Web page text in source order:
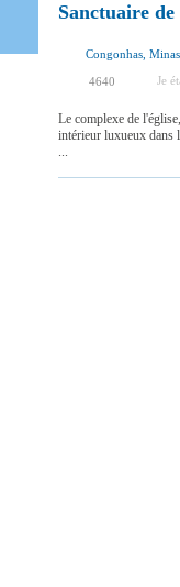
Sanctuaire
Congonhas,
4640 Je
Le complexe de
intérieur luxueux dans
...